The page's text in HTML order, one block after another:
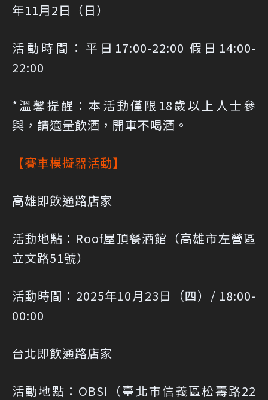
年11月2日（日）
活動時間：平日17:00-22:00 假日14:00-
22:00
*溫馨提醒：本活動僅限18歲以上人士參
與，請適量飲酒，開車不喝酒。
【賽車模擬器活動】
高雄即飲通路店家
活動地點：Roof屋頂餐酒館（高雄市左營區
立文路51號）
活動時間：2025年10月23日（四）/ 18:00-
00:00
台北即飲通路店家
活動地點：OBSI（臺北市信義區松壽路22